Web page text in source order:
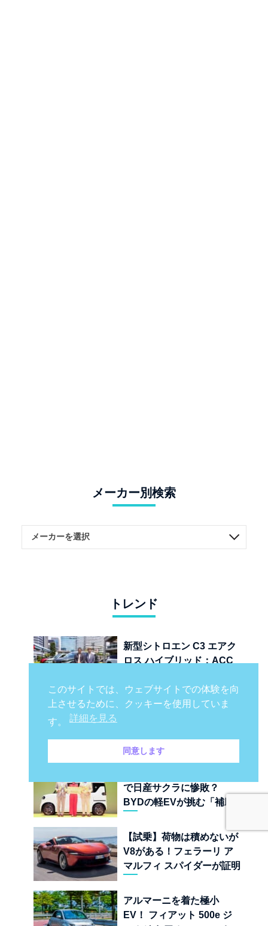
メーカー別検索
トレンド
新型シトロエン C3 エアク
ロス ハイブリッド：ACC
手に入れたフランスの異端
児
【最新版】ニュルブルクリ
ムランキング 上位22台を
一挙公開
で日産サクラに惨敗？
BYDの軽EVが挑む「補助
界
【試乗】荷物は積めないが
V8がある！フェラーリ ア
マルフィ スパイダーが証明
ーの至福
アルマーニを着た極小
EV！ フィアット 500e ジ
このサイトでは、ウェブサイトでの体験を向
上させるために、クッキーを使用していま
す。 詳細を見る
同意します